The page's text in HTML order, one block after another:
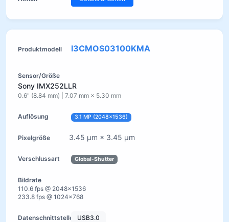
I3CMOS03100KMA
Sony IMX252LLR
0.6" (8.84 mm) | 7.07 mm × 5.30 mm
3.1 MP (2048×1536)
3.45 µm × 3.45 µm
Global-Shutter
110.6 fps @ 2048×1536
233.8 fps @ 1024×768
USB3.0